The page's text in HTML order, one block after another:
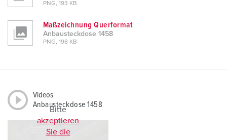
PNG, 193 KB
Maßzeichnung Querformat
Anbausteckdose 1458
PNG, 198 KB
Videos
Anbausteckdose 1458
Bitte
akzeptieren
Sie die